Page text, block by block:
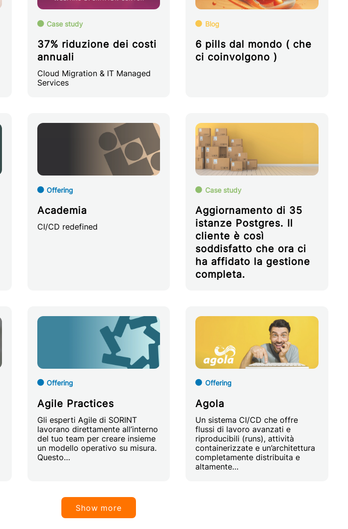
Case study
37% riduzione dei costi
annuali
Cloud Migration & IT Managed
Services
Blog
6 pills dal mondo ( che
ci coinvolgono )
Offering
Academia
CI/CD redefined
Case study
Aggiornamento di 35
istanze Postgres. Il
cliente è così
soddisfatto che ora ci
ha affidato la gestione
completa.
Offering
Agile Practices
Gli esperti Agile di SORINT
lavorano direttamente all’interno
del tuo team per creare insieme
un modello operativo su misura.
Questo…
Offering
Agola
Un sistema CI/CD che offre
flussi di lavoro avanzati e
riproducibili (runs), attività
containerizzate e un’architettura
completamente distribuita e
altamente…
Show more